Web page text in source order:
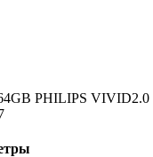
PHILIPS VIVID2.0